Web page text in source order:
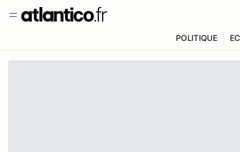
POLITIQUE